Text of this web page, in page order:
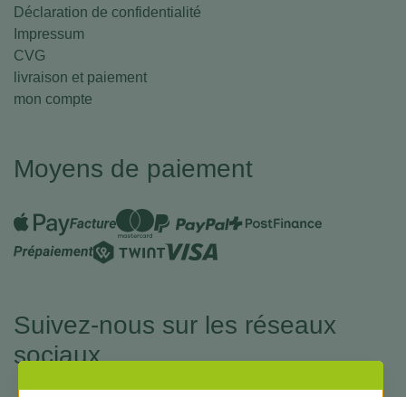
Déclaration de confidentialité
Impressum
CVG
livraison et paiement
mon compte
Moyens de paiement
Suivez-nous sur les réseaux
sociaux